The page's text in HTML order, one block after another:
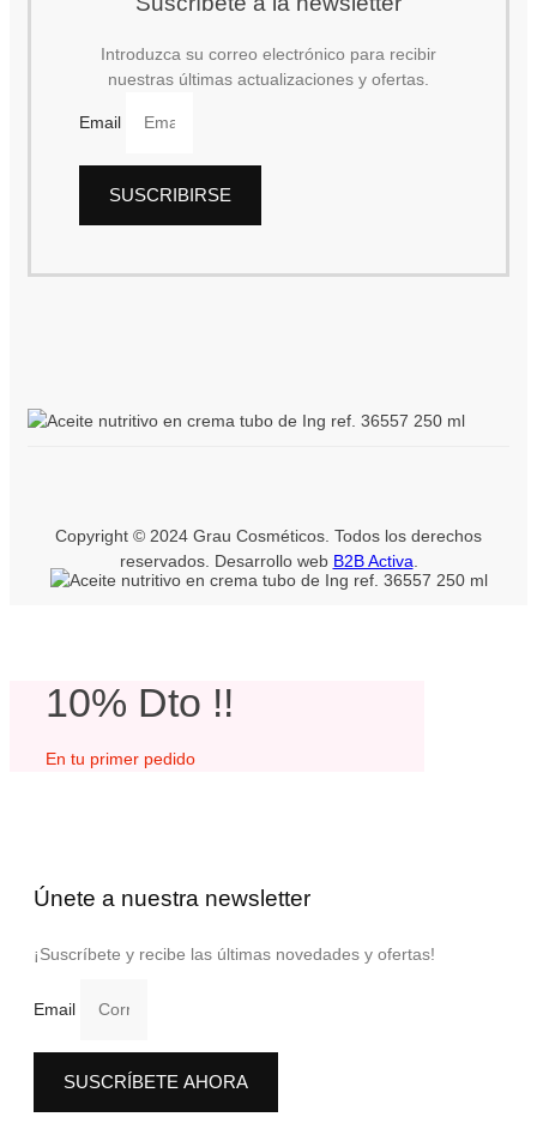
Introduzca su correo electrónico para recibir
nuestras últimas actualizaciones y ofertas.
Email
SUSCRIBIRSE
Copyright © 2024 Grau Cosméticos. Todos los derechos
reservados. Desarrollo web B2B Activa
10% Dto !!
En tu primer pedido
Únete a nuestra newsletter
¡Suscríbete y recibe las últimas novedades y ofertas!
Email
SUSCRÍBETE AHORA